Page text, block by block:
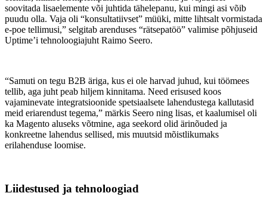
soovitada lisaelemente või juhtida tähelepanu, kui mingi asi võib
puudu olla. Vaja oli “konsultatiivset” müüki, mitte lihtsalt vormistada
e-poe tellimusi,” selgitab arenduses “rätsepatöö” valimise põhjuseid
Uptime’i tehnoloogiajuht Raimo Seero.
“Samuti on tegu B2B äriga, kus ei ole harvad juhud, kui töömees
tellib, aga juht peab hiljem kinnitama. Need erisused koos
vajaminevate integratsioonide spetsiaalsete lahendustega kallutasid
meid eriarendust tegema,” märkis Seero ning lisas, et kaalumisel oli
ka Magento aluseks võtmine, aga seekord olid ärinõuded ja
konkreetne lahendus sellised, mis muutsid mõistlikumaks
erilahenduse loomise.
Liidestused ja tehnoloogiad